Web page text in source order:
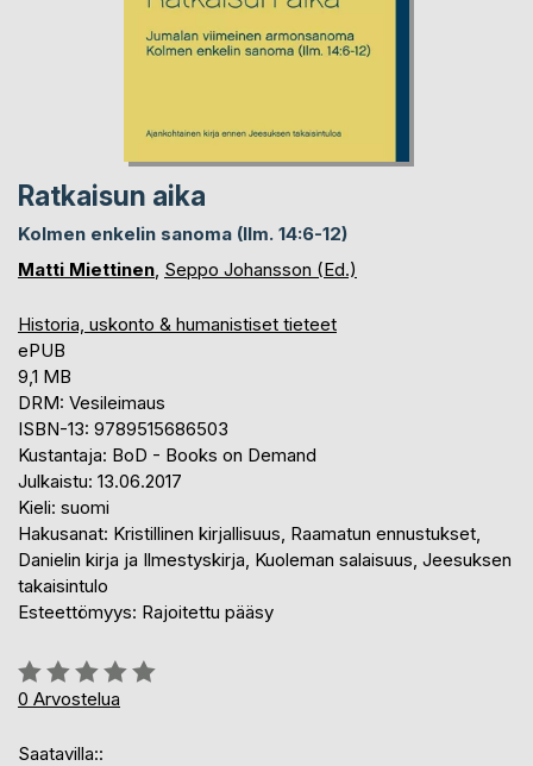
Ratkaisun aika
Kolmen enkelin sanoma (Ilm. 14:6-12)
Matti Miettinen Seppo Johansson (Ed.)
Historia, uskonto & humanistiset tieteet
ePUB
9,1 MB
DRM: Vesileimaus
ISBN-13: 9789515686503
Kustantaja: BoD - Books on Demand
Julkaistu: 13.06.2017
Kieli: suomi
Hakusanat: Kristillinen kirjallisuus, Raamatun ennustukset,
Danielin kirja ja Ilmestyskirja, Kuoleman salaisuus, Jeesuksen
takaisintulo
Esteettömyys: Rajoitettu pääsy
Arvostelu::
0%
0 Arvostelua
Saatavilla::